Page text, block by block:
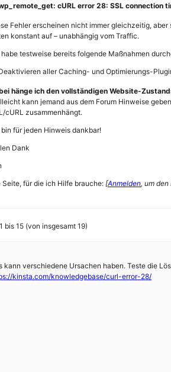
cURL error 28: SSL connection
Fehler erscheinen nicht immer gleichzeitig,
konstant auf – unabhängig vom Traffic.
habe testweise bereits folgende Maßnahmen
aller Caching- und Optimierungs-
hänge ich den vollständigen Website-
kann jemand aus dem Forum Hinweise
cURL zusammenhängt.
bin für jeden Hinweis dankbar!
Dank
Seite, für die ich Hilfe brauche: [Anmelden, um
bis 15 (von insgesamt 19)
kann verschiedene Ursachen haben. Teste die
kinsta.com/knowledgebase/curl-error-28/